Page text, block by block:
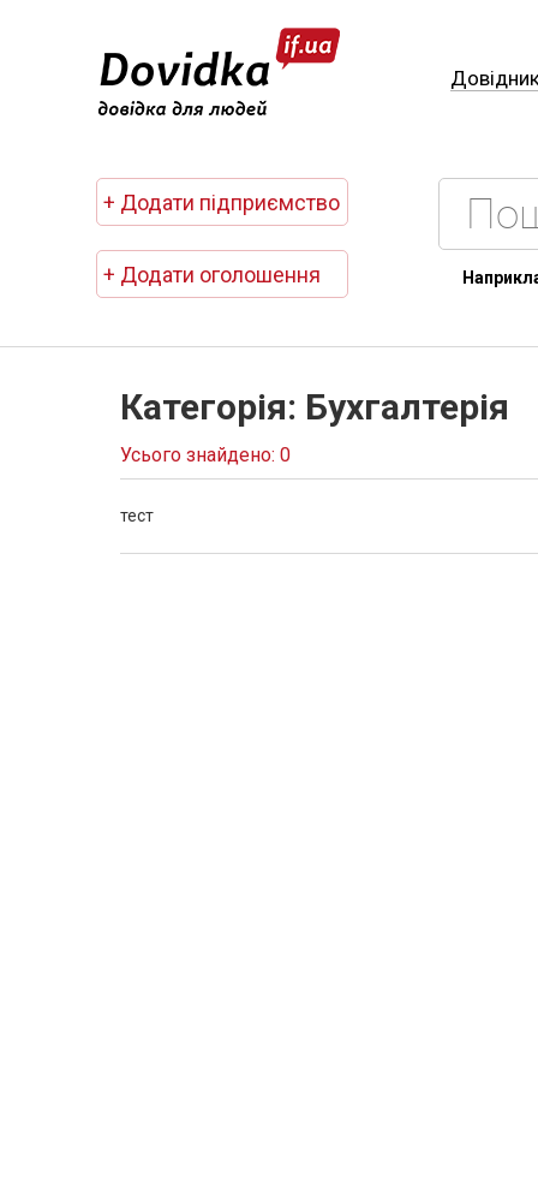
+ Додати підприємство
+ Додати оголошення
Категорія: Бухгалтерія
Усього знайдено: 0
тест